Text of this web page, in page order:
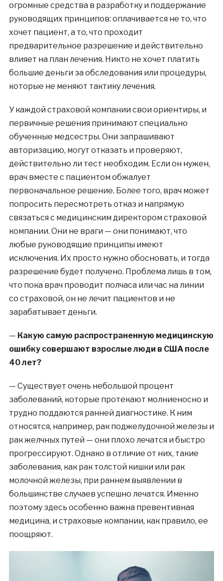
огромные средства в разработку и поддержание
руководящих принципов: оплачивается не то, что
хочет пациент, а то, что проходит
предварительное разрешение и действительно
влияет на план лечения. Никто не хочет платить
большие деньги за обследования или процедуры,
которые не меняют тактику лечения.
У каждой страховой компании свои ориентиры, и
первичные решения принимают специально
обученные медсестры. Они запрашивают
авторизацию, могут отказать и проверяют,
действительно ли тест необходим. Если он нужен,
врач вместе с пациентом обжалует
первоначальное решение. Более того, врач может
попросить пересмотреть отказ и напрямую
связаться с медицинским директором страховой
компании. Они не враги — они понимают, что
любые руководящие принципы имеют
исключения. Их просто нужно обосновать, и тогда
разрешение будет получено. Проблема лишь в том,
что пока врач проводит полчаса или час на линии
со страховой, он не лечит пациентов и не
зарабатывает деньги.
— Какую самую распространенную медицинскую
ошибку совершают взрослые люди в США после
40 лет?
— Существует очень небольшой процент
заболеваний, которые протекают молниеносно и
трудно поддаются ранней диагностике. К ним
относятся, например, рак поджелудочной железы и
рак желчных путей — они плохо лечатся и быстро
прогрессируют. Однако в отличие от них, такие
заболевания, как рак толстой кишки или рак
молочной железы, при раннем выявлении в
большинстве случаев успешно лечатся. Именно
поэтому здесь особенно важна превентивная
медицина, и страховые компании, как правило, ее
поощряют.